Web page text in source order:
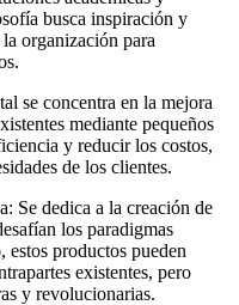
busca inspiración y
organización para
se concentra en la mejora
mediante pequeños
y reducir los costos,
de los clientes.
Se dedica a la creación de
los paradigmas
estos productos pueden
existentes, pero
y revolucionarias.